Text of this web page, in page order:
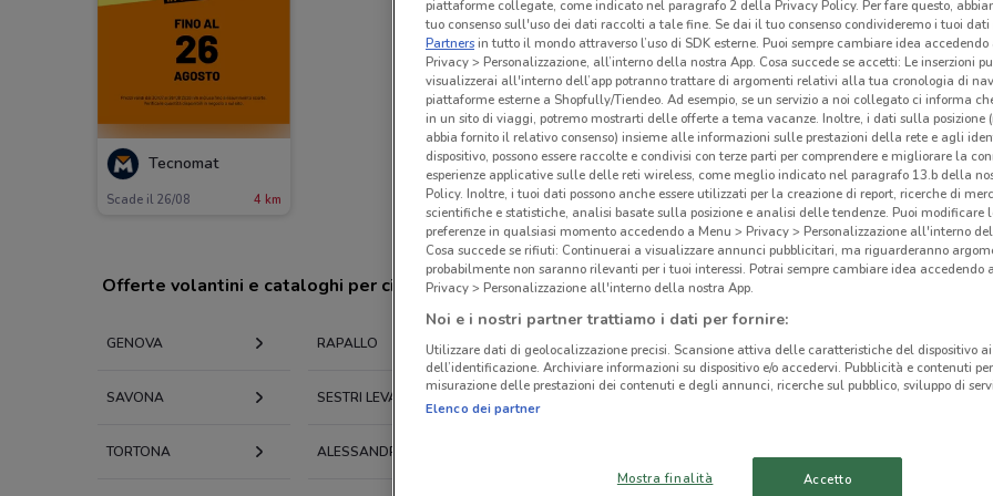
Tecnomat
Scade il 26/08 4 km
Offerte volantini e cataloghi per città nelle vicinanze
GENOVA RAPALLO CHIAVARI SERRAVALLE SCRIVIA
SAVONA SESTRI LEVANTE NOVI LIGURE ACQUI TERME
TORTONA ALESSANDRIA
piattaforme collegate, come indicato nel paragrafo 2 della Privacy Policy. Per fare questo,
tuo consenso sull'uso dei dati raccolti a tale fine. Se dai il tuo consenso condivideremo i tuoi dati
Partnersin tutto il mondo attraverso l’uso di SDK esterne. Puoi sempre cambiare idea accedendo
Privacy > Personalizzazione, all’interno della nostra App. Cosa succede se accetti: Le inserzioni
visualizzerai all'interno dell’app potranno trattare di argomenti relativi alla tua cronologia di
piattaforme esterne a Shopfully/Tiendeo. Ad esempio, se un servizio a noi collegato ci informa
in un sito di viaggi, potremo mostrarti delle offerte a tema vacanze. Inoltre, i dati sulla posizione
abbia fornito il relativo consenso) insieme alle informazioni sulle prestazioni della rete e agli
dispositivo, possono essere raccolte e condivisi con terze parti per comprendere e migliorare la
esperienze applicative sulle delle reti wireless, come meglio indicato nel paragrafo 13.b della
Policy. Inoltre, i tuoi dati possono anche essere utilizzati per la creazione di report, ricerche di
scientifiche e statistiche, analisi basate sulla posizione e analisi delle tendenze. Puoi modificare
preferenze in qualsiasi momento accedendo a Menu > Privacy > Personalizzazione all'interno
Cosa succede se rifiuti: Continuerai a visualizzare annunci pubblicitari, ma riguarderanno
probabilmente non saranno rilevanti per i tuoi interessi. Potrai sempre cambiare idea accedendo
Privacy > Personalizzazione all'interno della nostra App.
Noi e i nostri partner trattiamo i dati per fornire:
Utilizzare dati di geolocalizzazione precisi. Scansione attiva delle caratteristiche del dispositivo
dell’identificazione. Archiviare informazioni su dispositivo e/o accedervi. Pubblicità e contenuti
misurazione delle prestazioni dei contenuti e degli annunci, ricerche sul pubblico, sviluppo di
Elenco dei partner
Mostra finalità Accetto